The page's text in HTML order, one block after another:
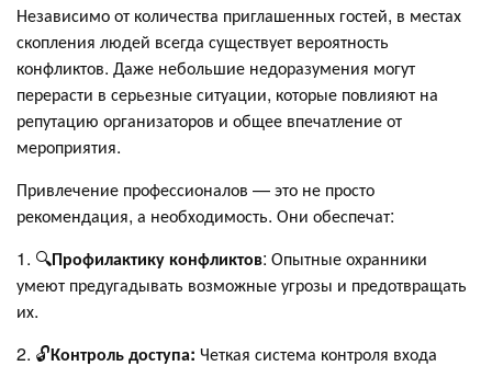
Независимо от количества приглашенных гостей, в местах
скопления людей всегда существует вероятность
конфликтов. Даже небольшие недоразумения могут
перерасти в серьезные ситуации, которые повлияют на
репутацию организаторов и общее впечатление от
мероприятия.
Привлечение профессионалов — это не просто
рекомендация, а необходимость. Они обеспечат:
1. 🔍Профилактику конфликтов: Опытные охранники
умеют предугадывать возможные угрозы и предотвращать
их.
2. 🔓Контроль доступа: Четкая система контроля входа